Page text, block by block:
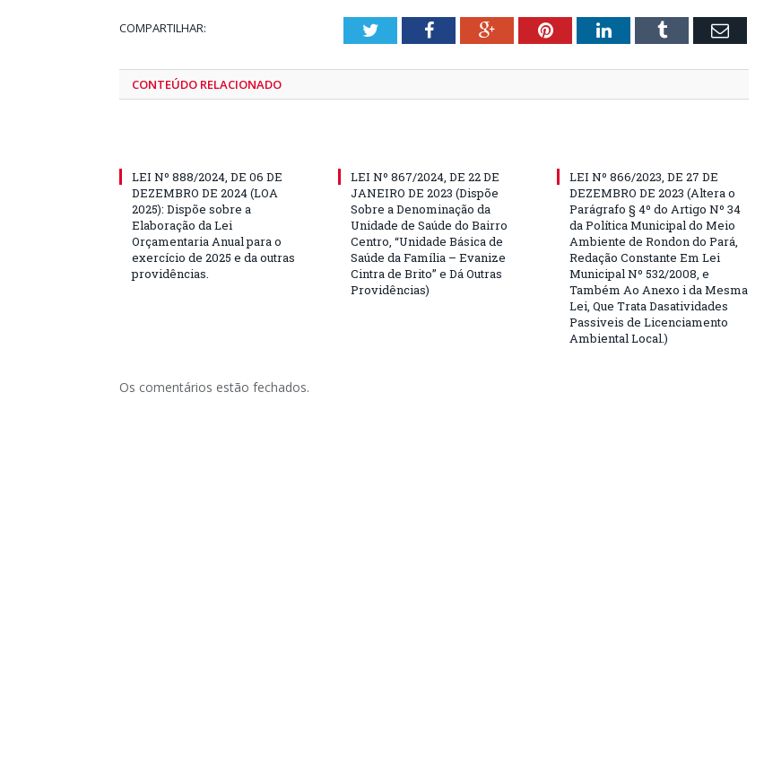
COMPARTILHAR: TwitterFacebookGoogle+PinterestLinkedInTumblr Email
CONTEÚDO RELACIONADO
LEI Nº 888/2024, DE 06 DE
DEZEMBRO DE 2024 (LOA
2025): Dispõe sobre a
Elaboração da Lei
Orçamentaria Anual para o
exercício de 2025 e da outras
providências.
LEI Nº 867/2024, DE 22 DE
JANEIRO DE 2023 (Dispõe
Sobre a Denominação da
Unidade de Saúde do Bairro
Centro, “Unidade Básica de
Saúde da Família – Evanize
Cintra de Brito” e Dá Outras
Providências)
LEI Nº 866/2023, DE 27 DE
DEZEMBRO DE 2023 (Altera o
Parágrafo § 4º do Artigo Nº 34
da Política Municipal do Meio
Ambiente de Rondon do Pará,
Redação Constante Em Lei
Municipal Nº 532/2008, e
Também Ao Anexo i da Mesma
Lei, Que Trata Dasatividades
Passiveis de Licenciamento
Ambiental Local.)
Os comentários estão fechados.